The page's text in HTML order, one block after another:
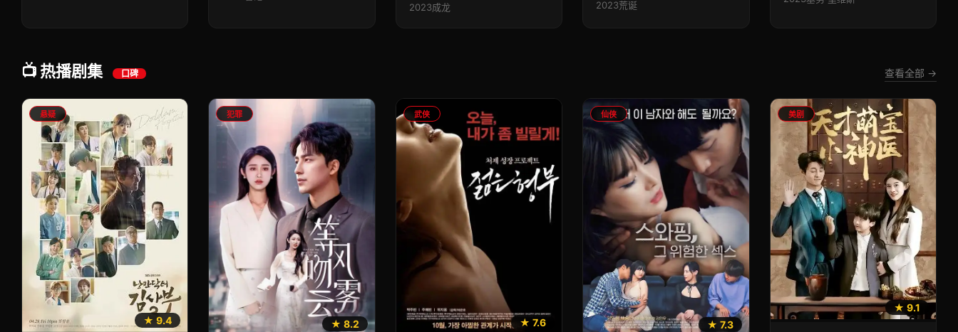
2023成龙 2023荒诞
📺 热播剧集 口碑 查看全部 →
悬疑
★ 9.4
犯罪
★ 8.2
武侠
★ 7.6
仙侠
★ 7.3
美剧
★ 9.1